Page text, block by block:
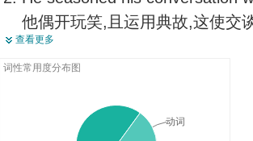
他偶开玩笑,且运用典故,这使交
He began to season the arid
他开始适应了中东的干热气候。
查看更多
词性常用度分布图
动词